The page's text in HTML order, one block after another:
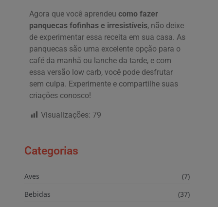
Agora que você aprendeu como fazer
panquecas fofinhas e irresistíveis, não deixe
de experimentar essa receita em sua casa. As
panquecas são uma excelente opção para o
café da manhã ou lanche da tarde, e com
essa versão low carb, você pode desfrutar
sem culpa. Experimente e compartilhe suas
criações conosco!
Visualizações: 79
Categorias
Aves
(7)
Bebidas
(37)